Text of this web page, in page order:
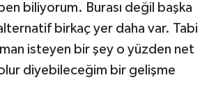
biliyorum. Burası değil başka
birkaç yer daha var. Tabi
isteyen bir şey o yüzden net
diyebileceğim bir gelişme